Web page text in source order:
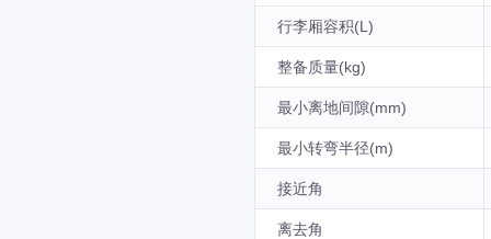
行李厢容积(L)
整备质量(kg)
最小离地间隙(mm)
最小转弯半径(m)
接近角
离去角